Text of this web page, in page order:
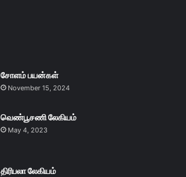
சோளம் பயன்கள்
November 15, 2024
வெண்பூசணி லேகியம்
May 4, 2023
திரிபலா லேகியம்